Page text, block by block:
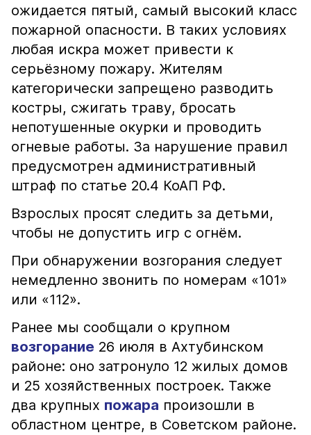
ожидается пятый, самый высокий класс
пожарной опасности. В таких условиях
любая искра может привести к
серьёзному пожару. Жителям
категорически запрещено разводить
костры, сжигать траву, бросать
непотушенные окурки и проводить
огневые работы. За нарушение правил
предусмотрен административный
штраф по статье 20.4 КоАП РФ.
Взрослых просят следить за детьми,
чтобы не допустить игр с огнём.
При обнаружении возгорания следует
немедленно звонить по номерам «101»
или «112».
Ранее мы сообщали о крупном
возгорание 26 июля в Ахтубинском
районе: оно затронуло 12 жилых домов
и 25 хозяйственных построек. Также
два крупных пожара произошли в
областном центре, в Советском районе.